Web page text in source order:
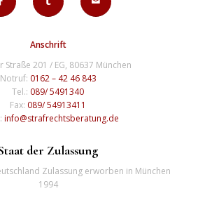
Anschrift
Straße 201 / EG, 80637 München
Notruf: 0162 – 42 46 843
Tel.: 089/ 5491340
Fax: 089/ 54913411
info@strafrechtsberatung.de
der Zulassung
Zulassung erworben in München
1994